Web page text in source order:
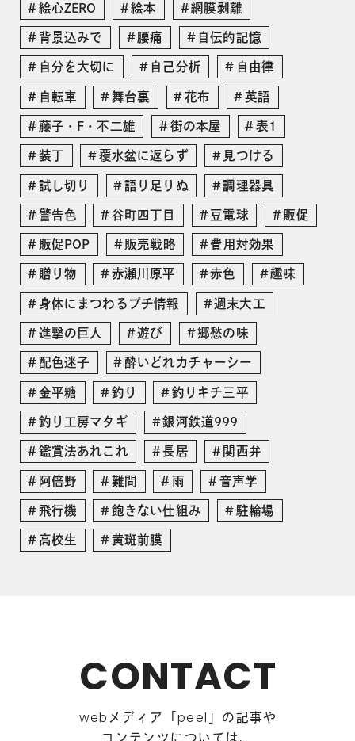
絵心ZERO 絵本 網膜剥離
背景込みで 腰痛 自伝的記憶
自分を大切に 自己分析 自由律
自転車 舞台裏 花布 英語
藤子・F・不二雄 街の本屋 表1
装丁 覆水盆に返らず 見つける
試し切り 語り足りぬ 調理器具
警告色 谷町四丁目 豆電球 販促
販促POP 販売戦略 費用対効果
贈り物 赤瀬川原平 赤色 趣味
身体にまつわるプチ情報 週末大工
進撃の巨人 遊び 郷愁の味
配色迷子 酔いどれカチャーシー
金平糖 釣り 釣りキチ三平
釣り工房マタギ 銀河鉄道999
鑑賞法あれこれ 長居 関西弁
阿倍野 難問 雨 音声学
飛行機 飽きない仕組み 駐輪場
高校生 黄斑前膜
CONTACT
web メディア「 peel
」の記事や
コンテンツについては、